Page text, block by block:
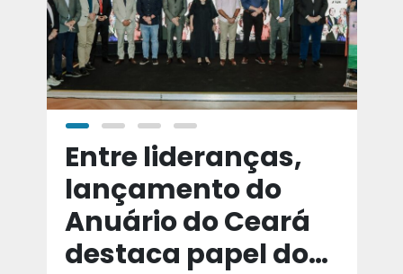
Entre lideranças,
lançamento do
Anuário do Ceará
destaca papel do